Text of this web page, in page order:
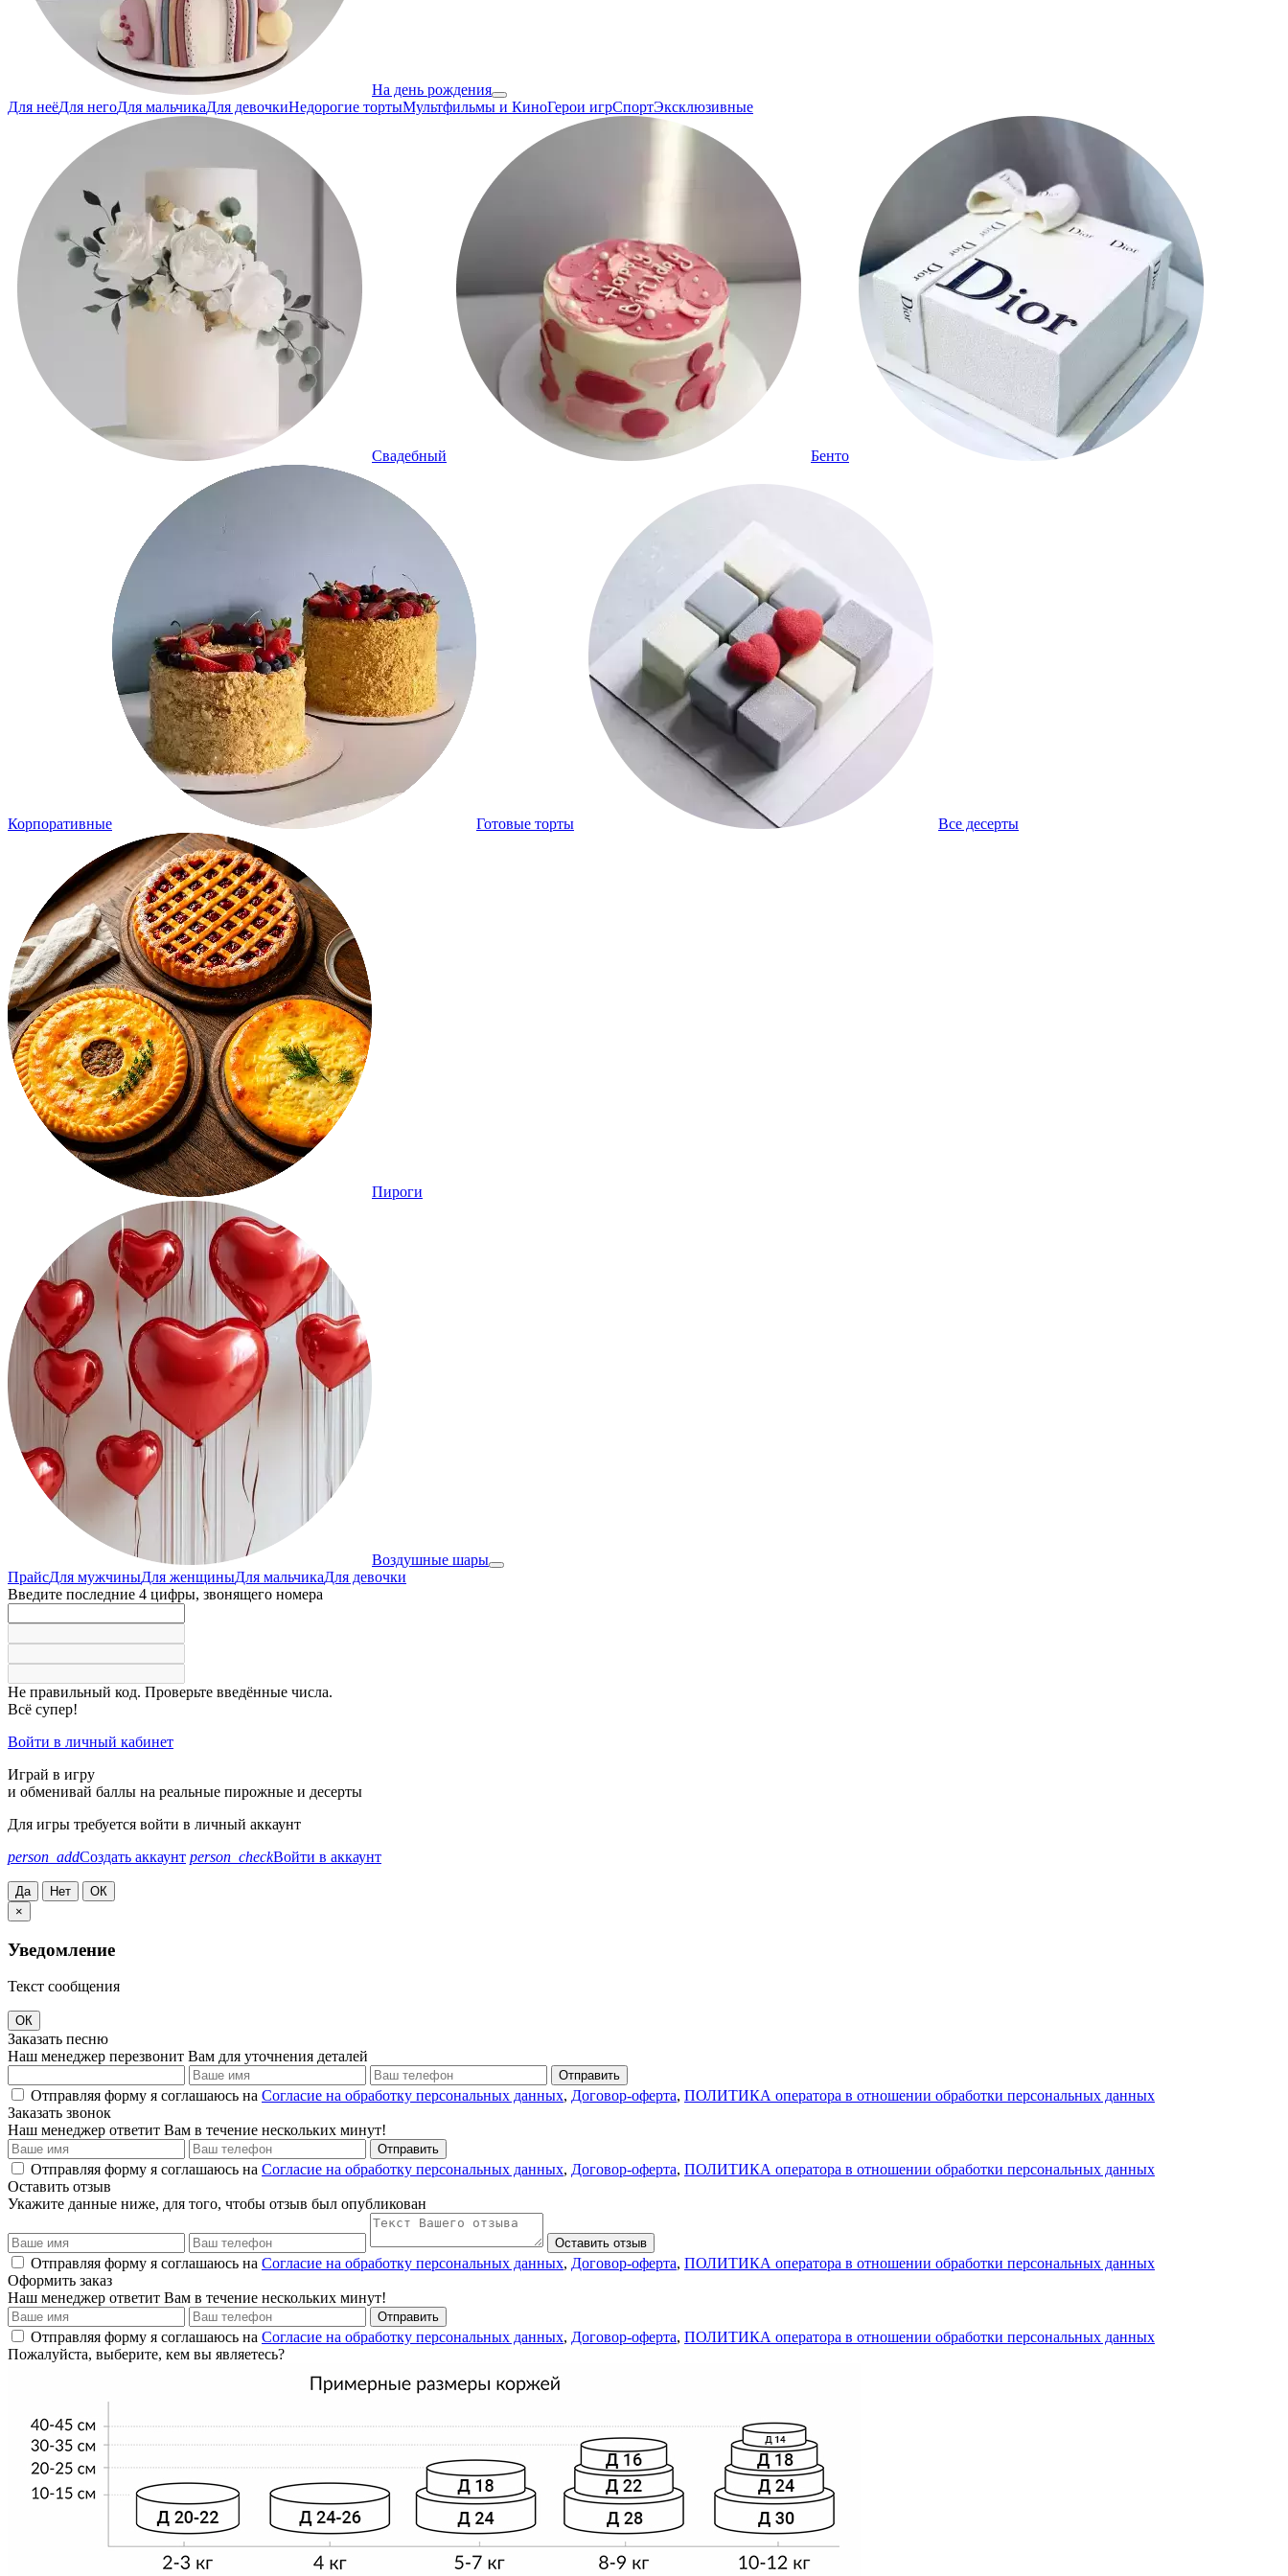
На день рождения
Для неёДля негоДля мальчикаДля девочкиНедорогие тортыМультфильмы и КиноГерои игрСпортЭксклюзивные
Свадебный Бенто
Корпоративные Готовые торты Все десерты
Пироги
Воздушные шары
ПрайсДля мужчиныДля женщиныДля мальчикаДля девочки
Введите последние 4 цифры, звонящего номера
Не правильный код. Проверьте введённые числа.
Всё супер!
Войти в личный кабинет
Играй в игру
и обменивай баллы на реальные пирожные и десерты
Для игры требуется войти в личный аккаунт
person_addСоздать аккаунт person_checkВойти в аккаунт
Да Нет
ОК
×
Уведомление
Текст сообщения
ОК
Заказать песню
Наш менеджер перезвонит Вам для уточнения деталей
Отправить
Отправляя форму я соглашаюсь на Согласие на обработку персональных данных, Договор-оферта, ПОЛИТИКА оператора в отношении обработки персональных данных
Заказать звонок
Наш менеджер ответит Вам в течение нескольких минут!
Отправить
Отправляя форму я соглашаюсь на Согласие на обработку персональных данных, Договор-оферта, ПОЛИТИКА оператора в отношении обработки персональных данных
Оставить отзыв
Укажите данные ниже, для того, чтобы отзыв был опубликован
Оставить отзыв
Отправляя форму я соглашаюсь на Согласие на обработку персональных данных, Договор-оферта, ПОЛИТИКА оператора в отношении обработки персональных данных
Оформить заказ
Наш менеджер ответит Вам в течение нескольких минут!
Отправить
Отправляя форму я соглашаюсь на Согласие на обработку персональных данных, Договор-оферта, ПОЛИТИКА оператора в отношении обработки персональных данных
Пожалуйста, выберите, кем вы являетесь?